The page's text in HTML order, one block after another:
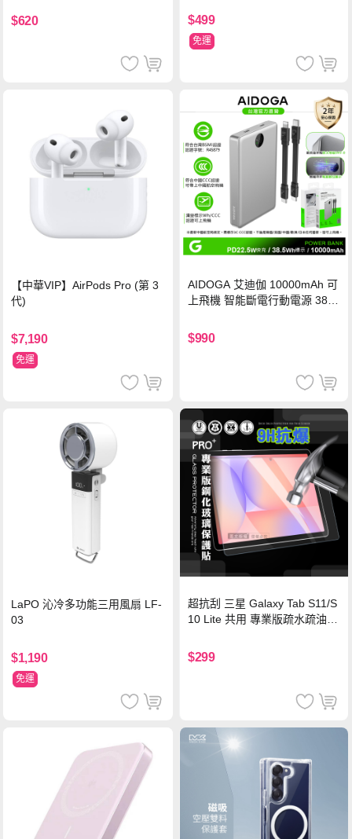
$620 $499
免運
【中華VIP】AirPods Pro (第 3
代)
$7,190
免運
AIDOGA 艾迪伽 10000mAh 可
上飛機 智能斷電行動電源 38.5
灣BSMI/中國CCC/歐美CE/FCC
認證
$990
LaPO 沁冷多功能三用風扇 LF-
03
$1,190
免運
超抗刮 三星 Galaxy Tab S11/S
10 Lite 共用 專業版疏水疏油9
$299